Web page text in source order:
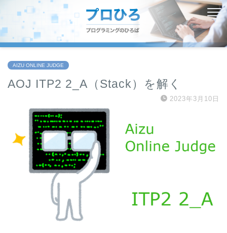
AIZU ONLINE JUDGE
AOJ ITP2 2_A（Stack）を解く
2023年3月10日